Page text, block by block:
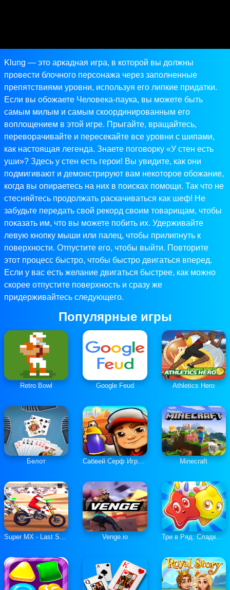
Klung — это аркадная игра, в которой вы должны
провести блочного персонажа через заполненные
препятствиями уровни, используя его липкие придатки.
Если вы обожаете Человека-паука, вы можете быть
самым милым и самым скоординированным его
воплощением в этой игре. Прыгайте, вращайтесь,
переворачивайте и пересекайте все уровни с шипами,
как настоящая легенда. Знаете поговорку «У стен есть
уши»? Здесь у стен есть герои! Вы увидите, как они
подмигивают и демонстрируют вам некоторое обожание,
когда вы опираетесь на них в поисках помощи. Так что не
стесняйтесь продолжать раскачиваться как шеф! Не
забудьте передать свой рекорд своим товарищам, чтобы
показать им, что вы можете побить их. Удерживайте
левую кнопку мыши или палец, чтобы прилипнуть к
поверхности. Отпустите его, чтобы выйти. Повторите
этот процесс быстро, чтобы быстро двигаться вперед.
Если у вас есть желание двигаться быстрее, как можно
скорее отпустите поверхность и сразу же
придерживайтесь следующего.
Популярные игры
Retro Bowl Google Feud Athletics Hero
Белот Сабвей Серф Играть Онлайн Minecraft
Super MX - Last Season Venge.io Три в Ряд: Сладкие Загадки